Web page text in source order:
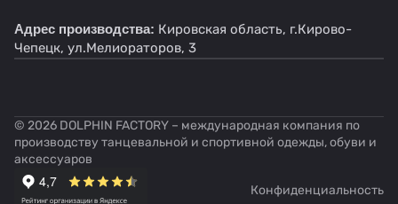
стиля, грации и спортивной элегантности.
Адрес производства: Кировская область, г.Кирово-
Чепецк, ул.Мелиораторов, 3
© 2026 DOLPHIN FACTORY – международная компания по
производству танцевальной и спортивной одежды, обуви и
аксессуаров
Конфиденциальность